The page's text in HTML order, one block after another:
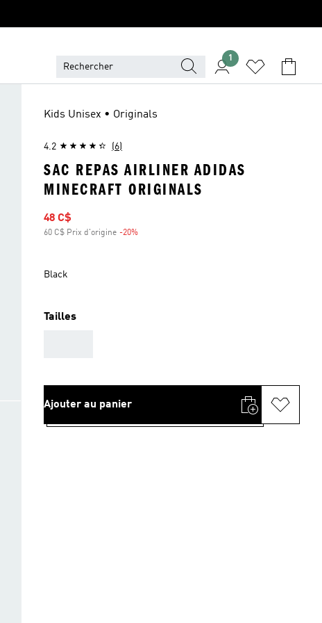
1
Kids Unisex • Originals
4.2 (6)
SAC REPAS AIRLINER ADIDAS
MINECRAFT ORIGINALS
Prix soldé
48 C$
60 C$ Prix d'origine -20%
Black
Tailles
Ajouter au panier